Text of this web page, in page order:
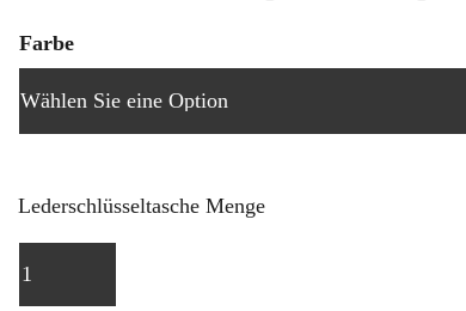
Farbe
Lederschlüsseltasche Menge